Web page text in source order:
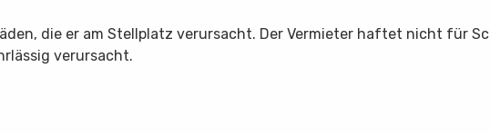
die er am Stellplatz verursacht. Der Vermieter haftet nicht für
verursacht.